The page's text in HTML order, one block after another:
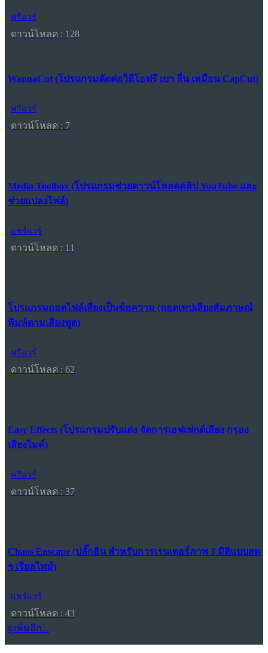
ฟรีแวร์
ดาวน์โหลด : 128
WannaCut (โปรแกรมตัดต่อวิดีโอฟรี เบา ลื่น เหมือน CapCut)
ฟรีแวร์
ดาวน์โหลด : 7
Media Toolbox (โปรแกรมช่วยดาวน์โหลดคลิป YouTube และ
ช่วยแปลงไฟล์)
แชร์แวร์
ดาวน์โหลด : 11
โปรแกรมถอดไฟล์เสียงเป็นข้อความ (ถอดเทปเสียงสัมภาษณ์
พิมพ์ตามเสียงพูด)
ฟรีแวร์
ดาวน์โหลด : 62
Easy Effects (โปรแกรมปรับแต่ง จัดการเอฟเฟกต์เสียง กรอง
เสียงไมค์)
ฟรีแวร์
ดาวน์โหลด : 37
Chaos Enscape (ปลั๊กอิน สำหรับการเรนเดอร์ภาพ 3 มิติแบบสด
ๆ เรียลไทม์)
แชร์แวร์
ดาวน์โหลด : 43
ดูเพิ่มอีก...